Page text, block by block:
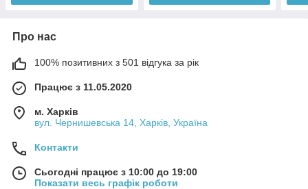
Про нас
100% позитивних з 501 відгука за рік
Працює з 11.05.2020
м. Харків
вул. Чернишевська 14, Харків, Україна
Контакти
Сьогодні працює з 10:00 до 19:00
Показати весь графік роботи